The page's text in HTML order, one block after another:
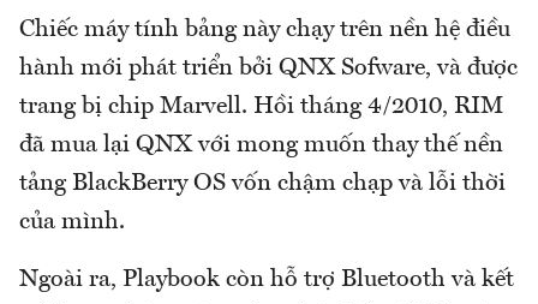
Chiếc máy tính bảng này chạy trên nền hệ điều
hành mới phát triển bởi QNX Sofware, và được
trang bị chip Marvell. Hồi tháng 4/2010, RIM
đã mua lại QNX với mong muốn thay thế nền
tảng BlackBerry OS vốn chậm chạp và lỗi thời
của mình.
Ngoài ra, Playbook còn hỗ trợ Bluetooth và kết